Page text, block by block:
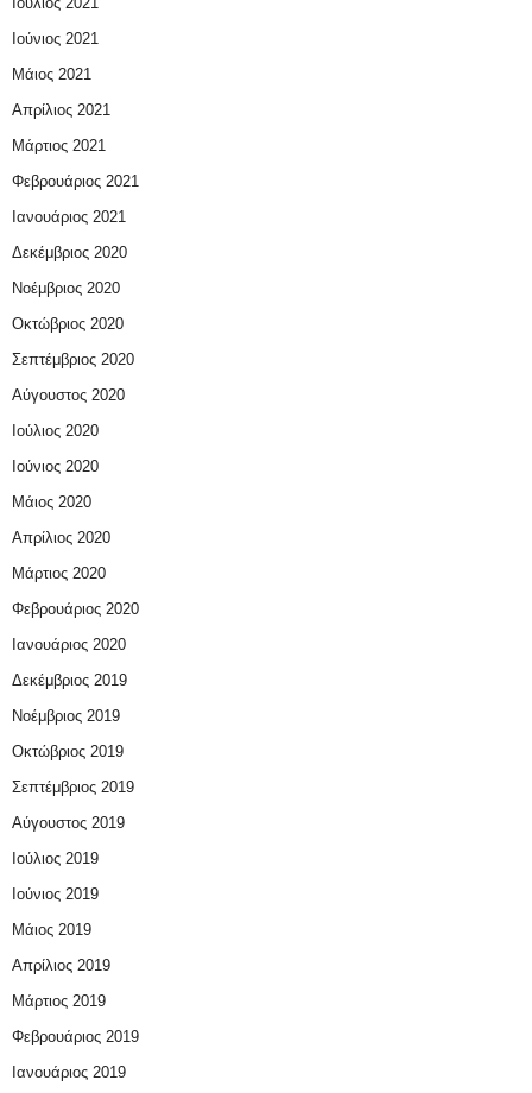
Ιούνιος 2021
Μάιος 2021
Απρίλιος 2021
Μάρτιος 2021
Φεβρουάριος 2021
Ιανουάριος 2021
Δεκέμβριος 2020
Νοέμβριος 2020
Οκτώβριος 2020
Σεπτέμβριος 2020
Αύγουστος 2020
Ιούλιος 2020
Ιούνιος 2020
Μάιος 2020
Απρίλιος 2020
Μάρτιος 2020
Φεβρουάριος 2020
Ιανουάριος 2020
Δεκέμβριος 2019
Νοέμβριος 2019
Οκτώβριος 2019
Σεπτέμβριος 2019
Αύγουστος 2019
Ιούλιος 2019
Ιούνιος 2019
Μάιος 2019
Απρίλιος 2019
Μάρτιος 2019
Φεβρουάριος 2019
Ιανουάριος 2019